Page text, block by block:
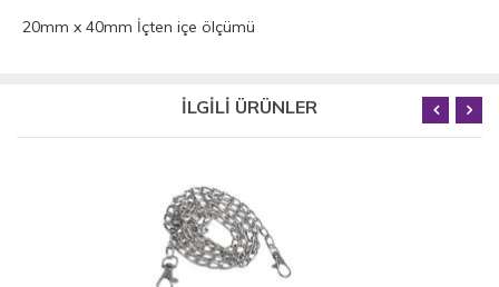
20mm x 40mm İçten içe ölçümü
İLGİLİ ÜRÜNLER